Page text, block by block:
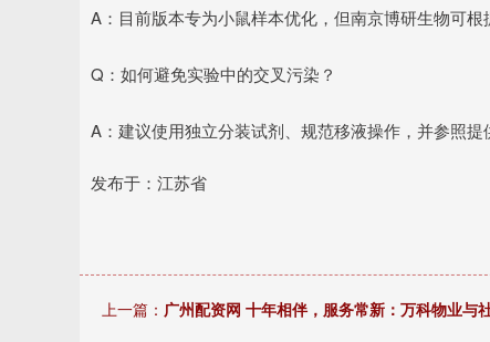
A：目前版本专为小鼠样本优化，但南京博研生物可根
Q：如何避免实验中的交叉污染？
A：建议使用独立分装试剂、规范移液操作，并参照提
发布于：江苏省
上一篇： 广州配资网 十年相伴，服务常新：万科物业与